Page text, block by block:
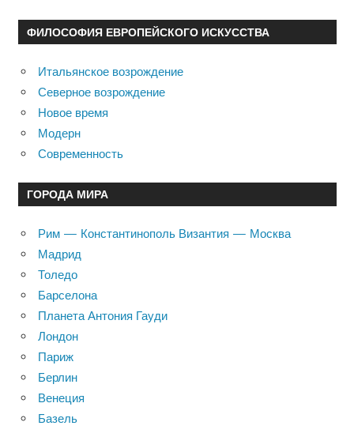
ФИЛОСОФИЯ ЕВРОПЕЙСКОГО ИСКУССТВА
Итальянское возрождение
Северное возрождение
Новое время
Модерн
Современность
ГОРОДА МИРА
Рим — Константинополь Византия — Москва
Мадрид
Толедо
Барселона
Планета Антония Гауди
Лондон
Париж
Берлин
Венеция
Базель